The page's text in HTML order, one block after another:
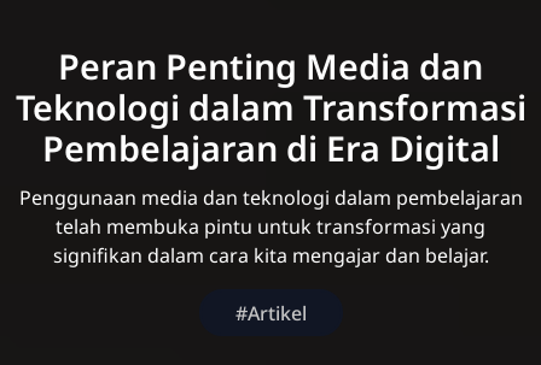
Peran Penting Media dan
Teknologi dalam Transformasi
Pembelajaran di Era Digital
Penggunaan media dan teknologi dalam pembelajaran
telah membuka pintu untuk transformasi yang
signifikan dalam cara kita mengajar dan belajar.
#Artikel